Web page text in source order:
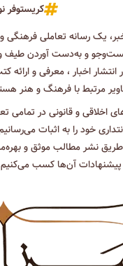
کریستوفر
یک رسانه تعاملی فرهنگی
و به‌دست آوردن طیف
انتشار اخبار ، معرفی و ارائه
مرتبط با فرهنگ و هنر
اخلاقی و قانونی در تمامی
خود را به اثبات
طریق نشر مطالب موثق و
پیشنهادات آن‌ها کسب می‌کنیم